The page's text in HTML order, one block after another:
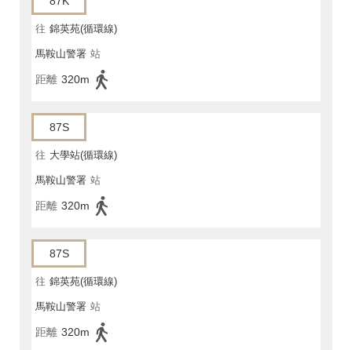
往 錦英苑(循環線)
馬鞍山警署 站
距離 320m
87S
往 大學站(循環線)
馬鞍山警署 站
距離 320m
87S
往 錦英苑(循環線)
馬鞍山警署 站
距離 320m